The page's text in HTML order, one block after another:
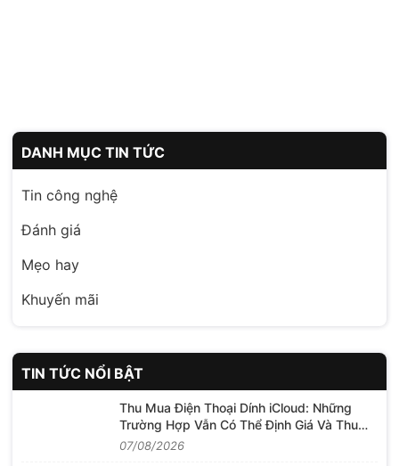
DANH MỤC TIN TỨC
Tin công nghệ
Đánh giá
Mẹo hay
Khuyến mãi
TIN TỨC NỔI BẬT
Thu Mua Điện Thoại Dính iCloud: Những
Trường Hợp Vẫn Có Thể Định Giá Và Thu
Mua
07/08/2026